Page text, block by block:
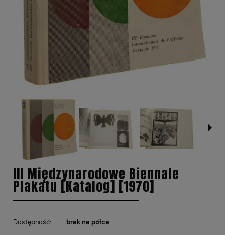
III Międzynarodowe Biennale
Plakatu [Katalog] [1970]
Dostępność: brak na półce